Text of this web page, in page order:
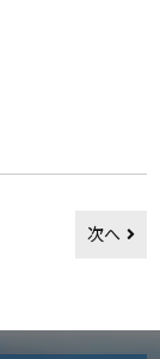
次へ